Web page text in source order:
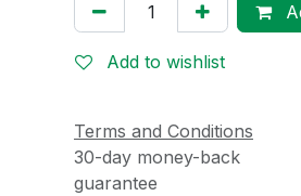
Add to wishlist
Terms and Conditions
30-day money-back
guarantee